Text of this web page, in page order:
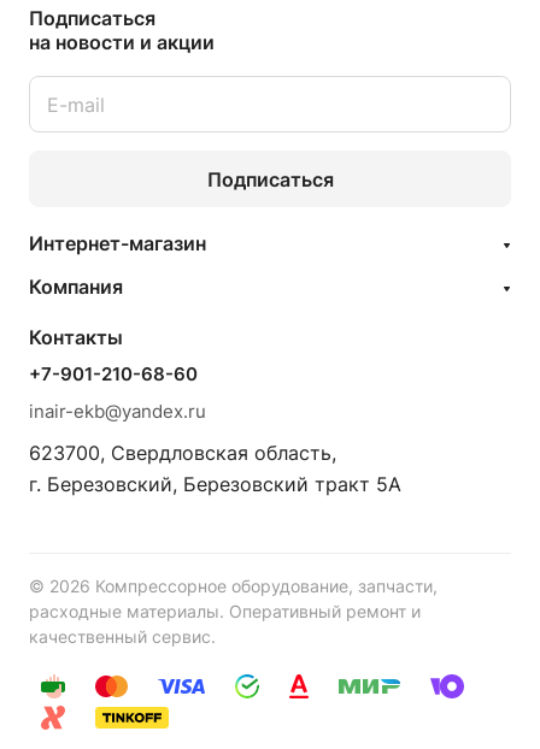
Подписаться
на новости и акции
Подписаться
Интернет-магазин
Компания
Контакты
+7-901-210-68-60
inair-ekb@yandex.ru
623700, Свердловская область,
г. Березовский, Березовский тракт 5А
© 2026 Компрессорное оборудование, запчасти,
расходные материалы. Оперативный ремонт и
качественный сервис.